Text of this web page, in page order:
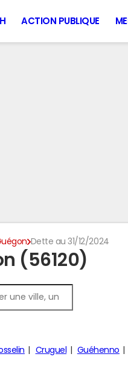
ACTION PUBLIQUE
Dette au 31/12/2024
(56120)
Cruguel Guéhenno